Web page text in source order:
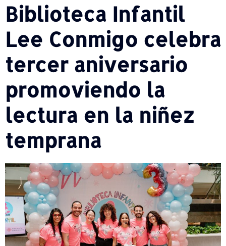
Biblioteca Infantil
Lee Conmigo celebra
tercer aniversario
promoviendo la
lectura en la niñez
temprana